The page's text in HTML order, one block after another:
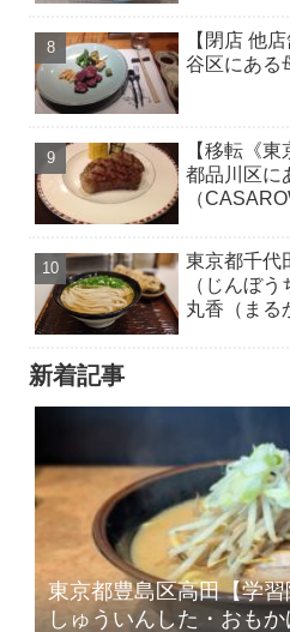
【閉店 他
谷区にある
【移転《
都品川区に
（
東京都千代
（じんぼ
丸香（まる
新着記事
東京都豊島区高田【学
しゅういんした・おも